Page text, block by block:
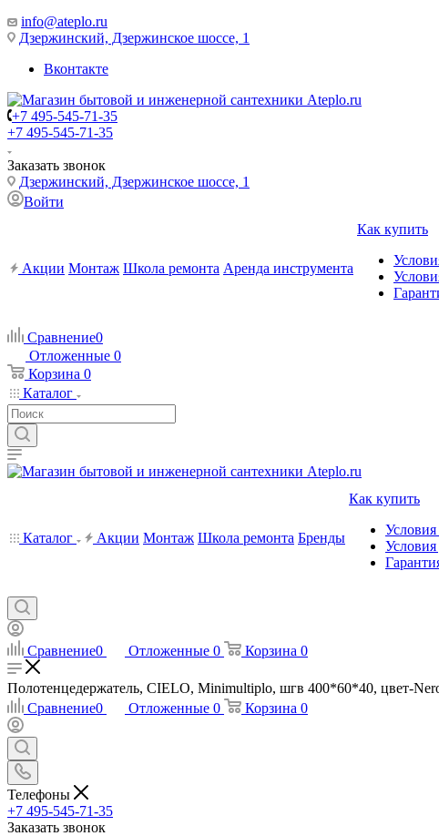
info@ateplo.ru
Дзержинский, Дзержинское шоссе, 1
Вконтакте
+7 495-545-71-35
+7 495-545-71-35
Заказать звонок
Дзержинский, Дзержинское шоссе, 1
Войти
Акции Монтаж Школа ремонта Аренда инструмента
Как купить
Сравнение0
Отложенные 0
Корзина 0
Каталог
Каталог Акции Монтаж Школа ремонта Бренды
Как купить
Условия
Сравнение0 Отложенные 0 Корзина 0
Полотенцедержатель, CIELO, Minimultiplo, шгв 400*60*40, цвет-
Сравнение0 Отложенные 0 Корзина 0
Телефоны
+7 495-545-71-35
Заказать звонок